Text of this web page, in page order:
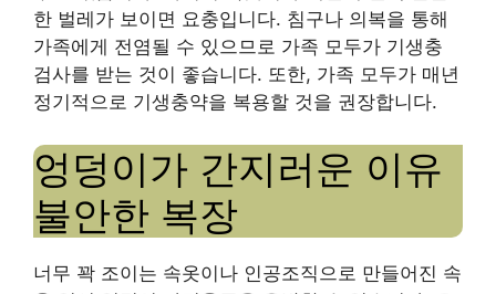
한 벌레가 보이면 요충입니다. 침구나 의복을 통해
가족에게 전염될 수 있으므로 가족 모두가 기생충
검사를 받는 것이 좋습니다. 또한, 가족 모두가 매년
정기적으로 기생충약을 복용할 것을 권장합니다.
엉덩이가 간지러운 이유
불안한 복장
너무 꽉 조이는 속옷이나 인공조직으로 만들어진 속